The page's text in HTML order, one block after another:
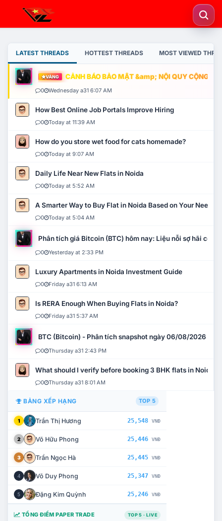
LATEST THREADS HOTTEST THREADS MOST VIEWED
VÀNG CẢNH BÁO BẢO MẬT &amp; NỘI QUY CỘNG
0 Wednesday a31 6:07 AM
How Best Online Job Portals Improve Hiring
0 Today at 11:39 AM
How do you store wet food for cats homemade?
0 Today at 9:07 AM
Daily Life Near New Flats in Noida
0 Today at 5:52 AM
A Smarter Way to Buy Flat in Noida Based on Your Needs
0 Today at 5:04 AM
Phân tích giá Bitcoin (BTC) hôm nay: Liệu nỗi sợ hãi có
0 Yesterday at 2:33 PM
Luxury Apartments in Noida Investment Guide
0 Friday a31 6:13 AM
Is RERA Enough When Buying Flats in Noida?
0 Friday a31 5:37 AM
BTC (Bitcoin) - Phân tích snapshot ngày 06/08/2026
0 Thursday a31 2:43 PM
What should I verify before booking 3 BHK flats in Noida?
0 Thursday a31 8:01 AM
BẢNG XẾP HẠNG TOP 5
1 Trần Thị Hương 25,548 VNĐ
2 Võ Hữu Phong 25,446 VNĐ
3 Trần Ngọc Hà 25,445 VNĐ
4 Võ Duy Phong 25,347 VNĐ
5 Đặng Kim Quỳnh 25,246 VNĐ
TỔNG ĐIỂM PAPER TRADE TOP 5 · LIVE